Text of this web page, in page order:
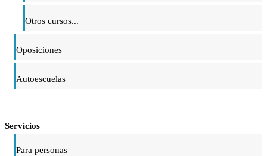
Otros cursos...
Oposiciones
Autoescuelas
Servicios
Para personas